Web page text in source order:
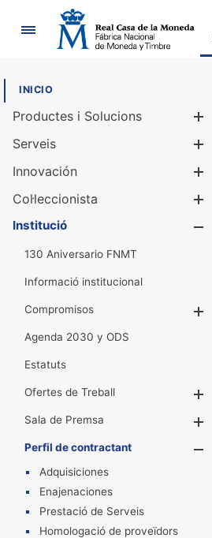
Navegació
INICIO
Productes i Solucions
Serveis
Innovación
Col·leccionista
Institució
130 Aniversario FNMT
Informació institucional
Compromisos
Agenda 2030 y ODS
Estatuts
Ofertes de Treball
Sala de Premsa
Perfil de contractant
Adquisiciones
Enajenaciones
Prestació de Serveis
Homologació de proveïdors